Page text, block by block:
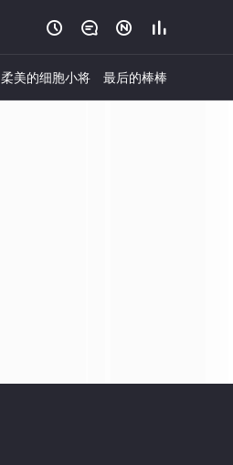
   
柔美的细胞小将 最后的棒棒